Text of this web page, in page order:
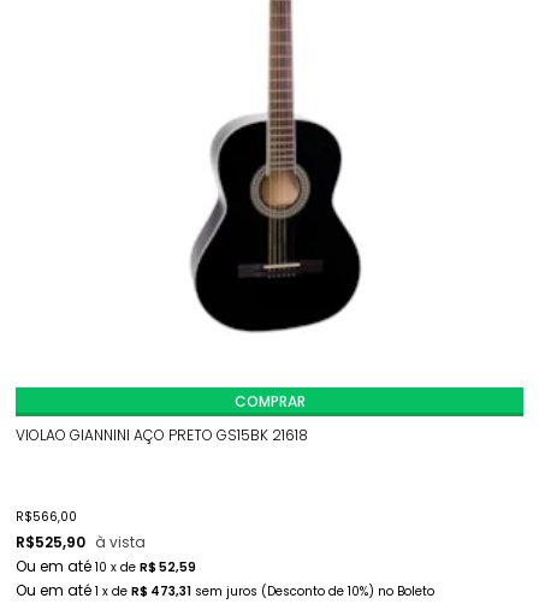
VIOLAO GIANNINI AÇO PRETO GS15BK 21618
R$566,00
R$525,90 à vista
10 x de R$ 52,59
1 x de R$ 473,31 sem juros (Desconto de 10%) no Boleto
COMPRAR